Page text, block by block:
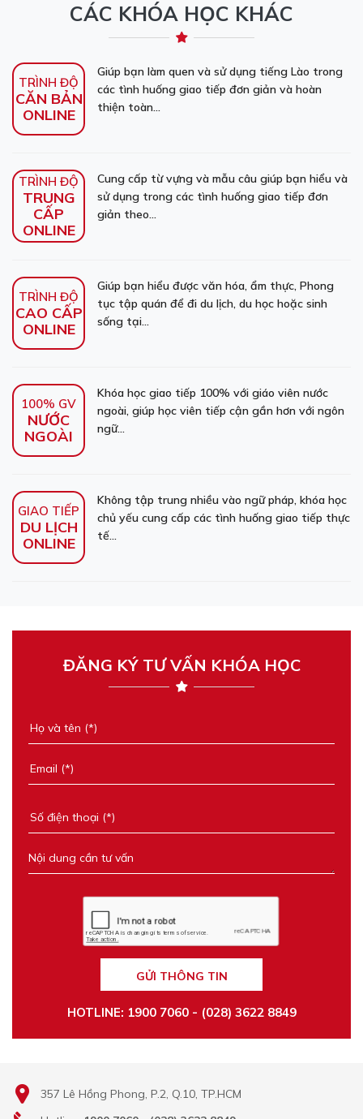
CÁC KHÓA HỌC KHÁC
TRÌNH ĐỘ
CĂN BẢN
ONLINE
Giúp bạn làm quen và sử dụng tiếng Lào trong
các tình huống giao tiếp đơn giản và hoàn
thiện toàn...
TRÌNH ĐỘ
TRUNG
CẤP
ONLINE
Cung cấp từ vựng và mẫu câu giúp bạn hiểu và
sử dụng trong các tình huống giao tiếp đơn
giản theo...
TRÌNH ĐỘ
CAO CẤP
ONLINE
Giúp bạn hiểu được văn hóa, ẩm thực, Phong
tục tập quán để đi du lịch, du học hoặc sinh
sống tại...
100% GV
NƯỚC
NGOÀI
Khóa học giao tiếp 100% với giáo viên nước
ngoài, giúp học viên tiếp cận gần hơn với ngôn
ngữ...
GIAO TIẾP
DU LỊCH
ONLINE
Không tập trung nhiều vào ngữ pháp, khóa học
chủ yếu cung cấp các tình huống giao tiếp thực
tế...
ĐĂNG KÝ TƯ VẤN KHÓA HỌC
GỬI THÔNG TIN
HOTLINE: 1900 7060 - (028) 3622 8849
357 Lê Hồng Phong, P.2, Q.10, TP.HCM